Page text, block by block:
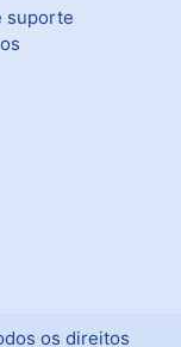
suporte
os direitos